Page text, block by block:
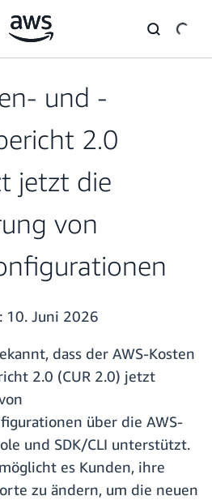
und -
2.0
jetzt die
von
10. Juni 2026
dass der AWS-Kosten
2.0 (CUR 2.0) jetzt
über die AWS-
und SDK/CLI unterstützt.
es Kunden, ihre
zu ändern, um die neuen